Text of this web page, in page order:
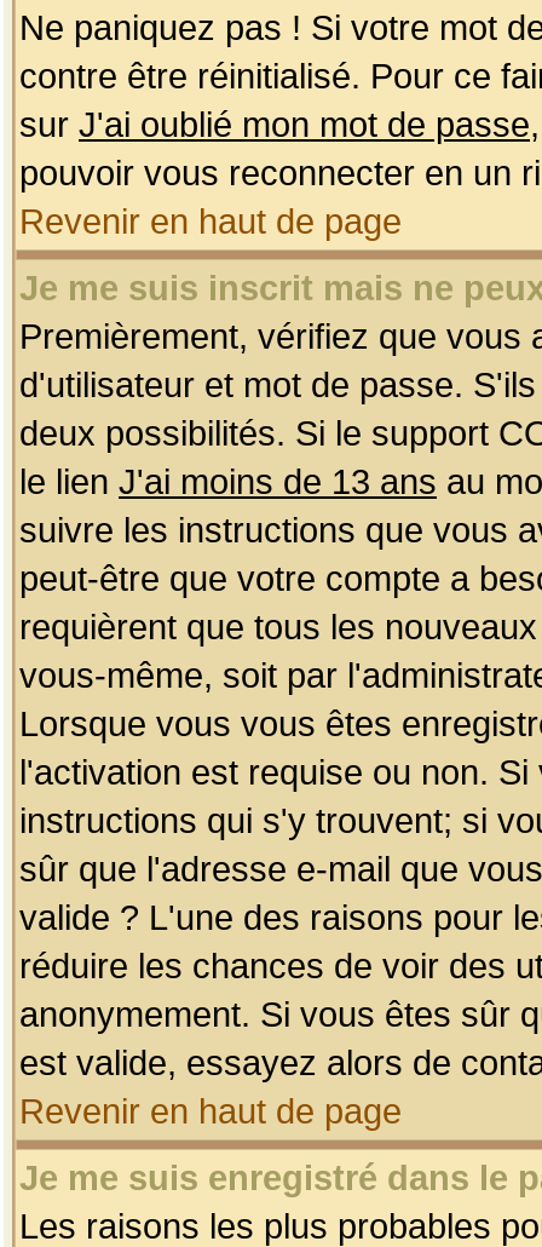
Ne paniquez pas ! Si votre mot
contre être réinitialisé. Pour ce
sur J'ai oublié mon mot de passe
pouvoir vous reconnecter en un
Revenir en haut de page
Je me suis inscrit mais ne
Premièrement, vérifiez que
d'utilisateur et mot de passe.
deux possibilités. Si le support
le lien J'ai moins de 13 ans au
suivre les instructions que vous
peut-être que votre compte a
requièrent que tous les
vous-même, soit par
Lorsque vous vous êtes
l'activation est requise ou non.
instructions qui s'y trouvent; si
sûr que l'adresse e-mail que
valide ? L'une des raisons pour
réduire les chances de voir des
anonymement. Si vous êtes sûr
est valide, essayez alors de
Revenir en haut de page
Je me suis enregistré dans le
Les raisons les plus probables